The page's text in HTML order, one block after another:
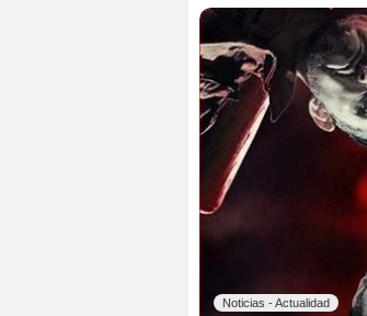
Noticias - Actualidad